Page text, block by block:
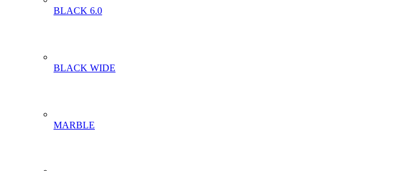
BLACK 6.0
BLACK WIDE
MARBLE